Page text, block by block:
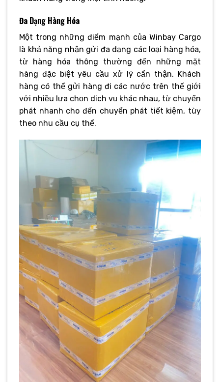
Đa Dạng Hàng Hóa
Một trong những điểm mạnh của Winbay Cargo
là khả năng nhận gửi đa dạng các loại hàng hóa,
từ hàng hóa thông thường đến những mặt
hàng đặc biệt yêu cầu xử lý cẩn thận. Khách
hàng có thể gửi hàng đi các nước trên thế giới
với nhiều lựa chọn dịch vụ khác nhau, từ chuyển
phát nhanh cho đến chuyển phát tiết kiệm, tùy
theo nhu cầu cụ thể.